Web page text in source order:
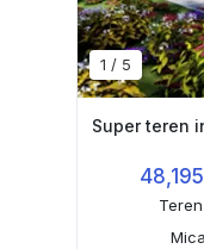
1 / 5
Super teren